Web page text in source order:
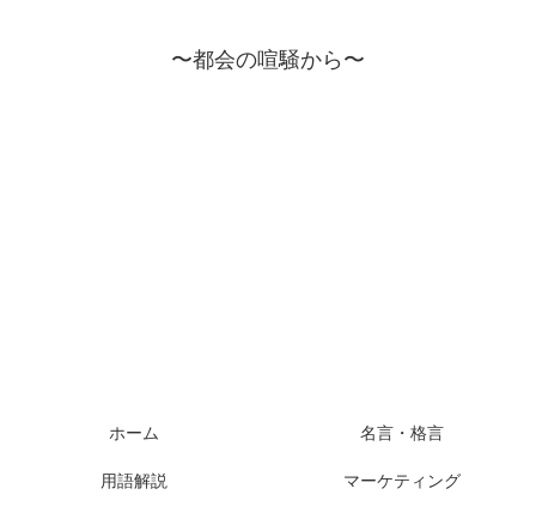
〜都会の喧騒から〜
ホーム 名言・格言
用語解説 マーケティング